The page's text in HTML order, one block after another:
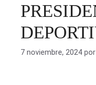
7 noviembre, 2024 por